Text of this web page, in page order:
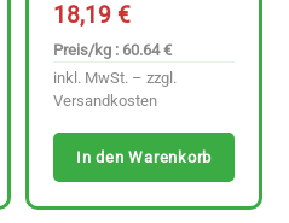
18,19€
Preis/kg : 60.64 €
inkl. MwSt. – zzgl.
Versandkosten
In den Warenkorb